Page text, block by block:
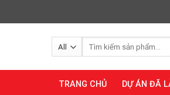
TRANG CHỦ DỰ ÁN ĐÃ